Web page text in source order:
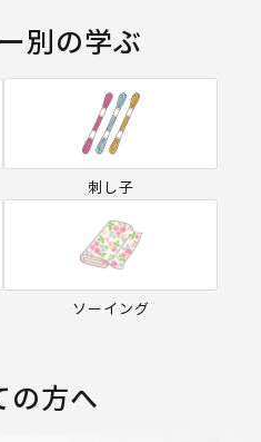
別の学ぶ
刺し子
ソーイング
の方へ